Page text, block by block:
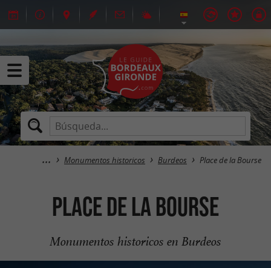
Monumentos historicos Burdeos Place de la Bourse
Place de la Bourse
Monumentos historicos en Burdeos